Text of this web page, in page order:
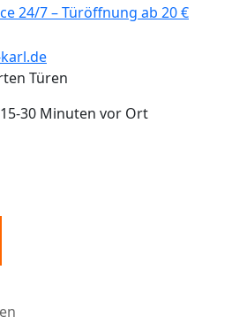
Türen
30 Minuten vor Ort